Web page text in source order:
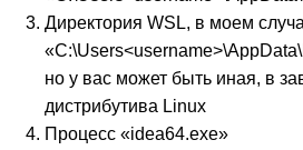
Директория WSL, в моем
но у вас может быть иная, в
дистрибутива Linux
Процесс «idea64.exe»